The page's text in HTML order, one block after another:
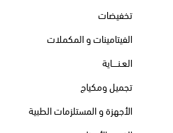
تخفيضات
الفيتامينات و المكملات
العـنــــاية
تجميل ومكياج
الأجهزة و المستلزمات الطبية